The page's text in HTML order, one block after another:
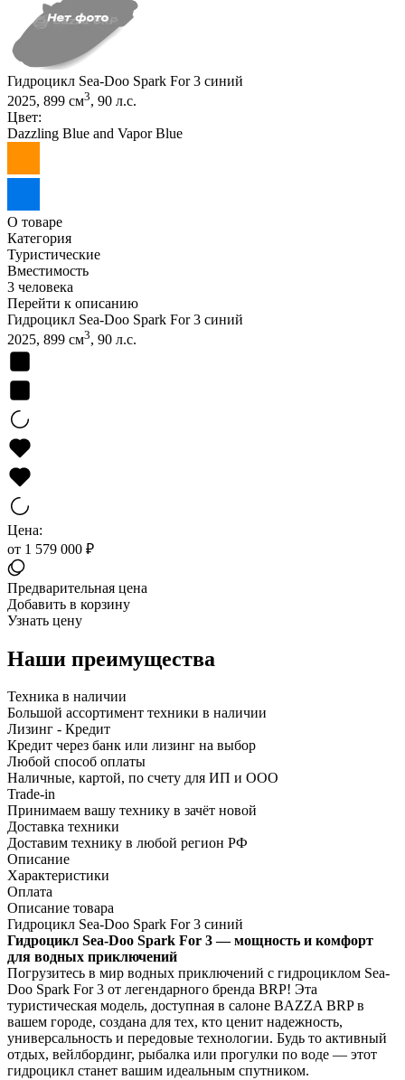
Гидроцикл Sea-Doo Spark For 3 синий
2025, 899 см3, 90 л.с.
Цвет:
Dazzling Blue and Vapor Blue
О товаре
Категория
Туристические
Вместимость
3 человека
Перейти к описанию
Гидроцикл Sea-Doo Spark For 3 синий
2025, 899 см3, 90 л.с.
Цена:
от 1 579 000 ₽
Предварительная цена
Добавить в корзину
Узнать цену
Наши преимущества
Техника в наличии
Большой ассортимент техники в наличии
Лизинг - Кредит
Кредит через банк или лизинг на выбор
Любой способ оплаты
Наличные, картой, по счету для ИП и ООО
Trade-in
Принимаем вашу технику в зачёт новой
Доставка техники
Доставим технику в любой регион РФ
Описание
Характеристики
Оплата
Описание товара
Гидроцикл Sea-Doo Spark For 3 синий
Гидроцикл Sea-Doo Spark For 3 — мощность и комфорт
для водных приключений
Погрузитесь в мир водных приключений с гидроциклом Sea-
Doo Spark For 3 от легендарного бренда BRP! Эта
туристическая модель, доступная в салоне BAZZA BRP в
вашем городе, создана для тех, кто ценит надежность,
универсальность и передовые технологии. Будь то активный
отдых, вейлбординг, рыбалка или прогулки по воде — этот
гидроцикл станет вашим идеальным спутником.